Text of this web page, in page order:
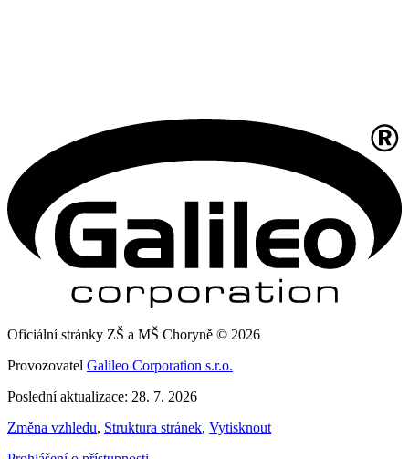
Oficiální stránky ZŠ a MŠ Choryně © 2026
Provozovatel Galileo Corporation s.r.o.
Poslední aktualizace: 28. 7. 2026
Změna vzhledu, Struktura stránek, Vytisknout